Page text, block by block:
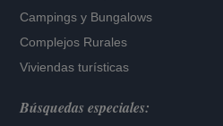
Campings y Bungalows
Complejos Rurales
Viviendas turísticas
Búsquedas especiales: